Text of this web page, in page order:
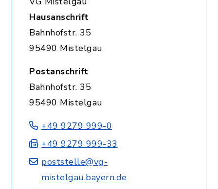
Hausanschrift
Bahnhofstr. 35
95490 Mistelgau
Postanschrift
Bahnhofstr. 35
95490 Mistelgau
+49 9279 999-0
+49 9279 999-33
poststelle@vg-
mistelgau.bayern.de